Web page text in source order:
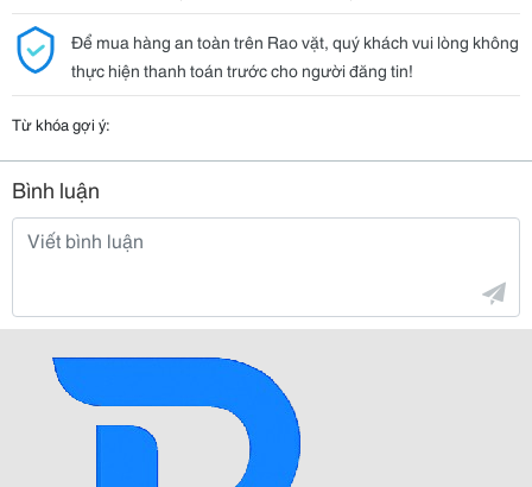
Để mua hàng an toàn trên Rao vặt, quý khách vui lòng không
thực hiện thanh toán trước cho người đăng tin!
Từ khóa gợi ý:
Bình luận